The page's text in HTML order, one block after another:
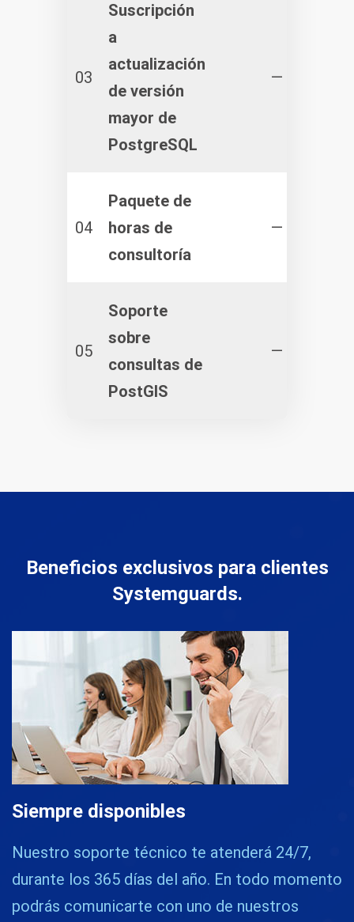
03
Suscripción
a
actualización
de versión
mayor de
PostgreSQL
—
04
Paquete de
horas de
consultoría
—
05
Soporte
sobre
consultas de
PostGIS
—
Beneficios exclusivos para clientes
Systemguards.
Siempre disponibles
Nuestro soporte técnico te atenderá 24/7,
durante los 365 días del año. En todo momento
podrás comunicarte con uno de nuestros